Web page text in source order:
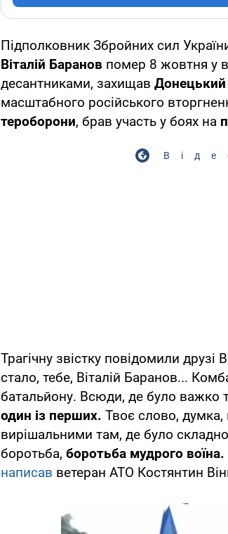
Підполковник Збройних сил
Віталій Баранов помер 8 жовтня у
десантниками, захищав Донецький
масштабного російського
тероборони, брав участь у боях на
Трагічну звістку повідомили
стало, тебе, Віталій Баранов...
батальйону. Всюди, де було важко
один із перших. Твоє слово,
вирішальними там, де було
боротьба, боротьба мудрого воїна.
написав ветеран АТО Костянтин